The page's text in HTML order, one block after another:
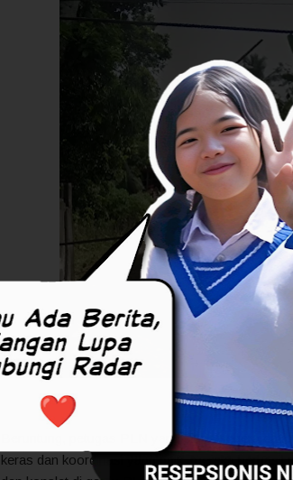
Gardu
Beruntung, petugas PLN yang sigap segera
keras dan koordinasi yang baik, mereka